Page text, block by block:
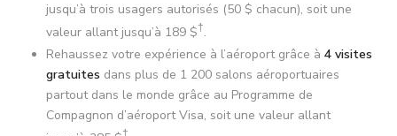
jusqu’à trois usagers autorisés (50 $ chacun), soit une
valeur allant jusqu’à 189 $†.
Rehaussez votre expérience à l’aéroport grâce à 4 visites
gratuites dans plus de 1 200 salons aéroportuaires
partout dans le monde grâce au Programme de
Compagnon d’aéroport Visa, soit une valeur allant